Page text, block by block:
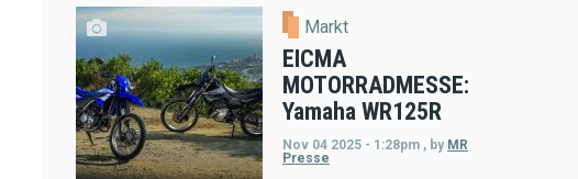
Markt
EICMA
MOTORRADMESSE:
Yamaha WR125R
Nov 04 2025 - 1:28pm , by MR
Presse